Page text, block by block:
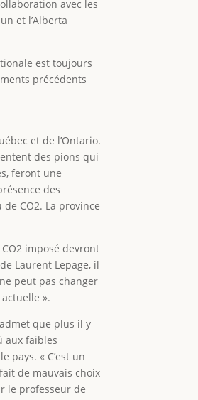
avec les
et l’Alberta
est toujours
précédents
et de l’Ontario.
des pions qui
feront une
des
CO2. La province
imposé devront
Laurent Lepage, il
peut pas changer
».
que plus il y
aux faibles
pays. « C’est un
de mauvais choix
le professeur de